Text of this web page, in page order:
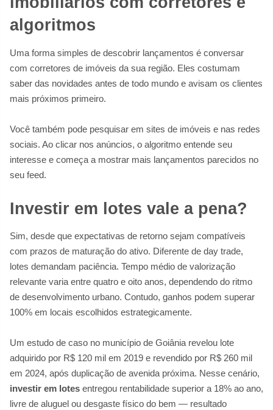
algoritmos
Uma forma simples de descobrir lançamentos é conversar
com corretores de imóveis da sua região. Eles costumam
saber das novidades antes de todo mundo e avisam os clientes
mais próximos primeiro.
Você também pode pesquisar em sites de imóveis e nas redes
sociais. Ao clicar nos anúncios, o algoritmo entende seu
interesse e começa a mostrar mais lançamentos parecidos no
seu feed.
Investir em lotes vale a pena?
Sim, desde que expectativas de retorno sejam compatíveis
com prazos de maturação do ativo. Diferente de day trade,
lotes demandam paciência. Tempo médio de valorização
relevante varia entre quatro e oito anos, dependendo do ritmo
de desenvolvimento urbano. Contudo, ganhos podem superar
100% em locais escolhidos estrategicamente.
Um estudo de caso no município de Goiânia revelou lote
adquirido por R$ 120 mil em 2019 e revendido por R$ 260 mil
em 2024, após duplicação de avenida próxima. Nesse cenário,
investir em lotes entregou rentabilidade superior a 18% ao ano,
livre de aluguel ou desgaste físico do bem — resultado